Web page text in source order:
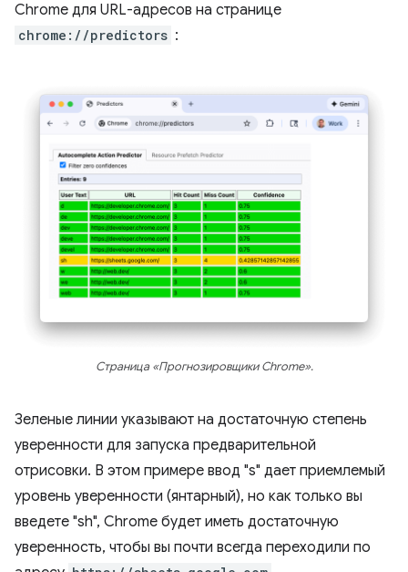
Chrome для URL-адресов на странице
chrome://predictors :
Страница «Прогнозировщики Chrome».
Зеленые линии указывают на достаточную степень
уверенности для запуска предварительной
отрисовки. В этом примере ввод "s" дает приемлемый
уровень уверенности (янтарный), но как только вы
введете "sh", Chrome будет иметь достаточную
уверенность, чтобы вы почти всегда переходили по